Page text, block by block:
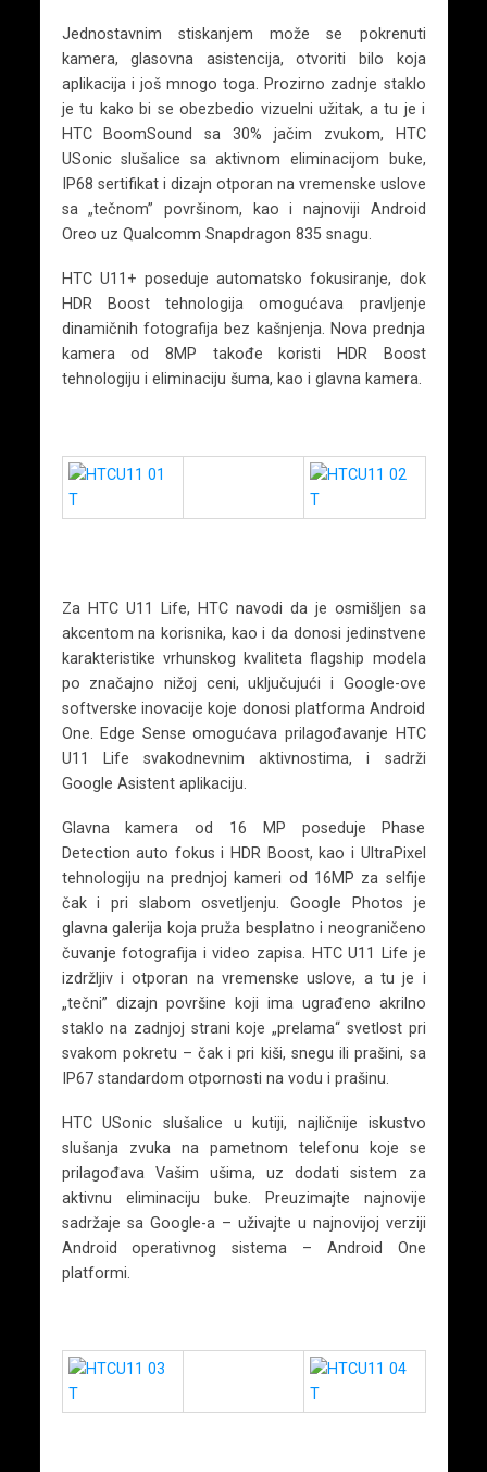
Jednostavnim stiskanjem može se pokrenuti
kamera, glasovna asistencija, otvoriti bilo koja
aplikacija i još mnogo toga. Prozirno zadnje staklo
je tu kako bi se obezbedio vizuelni užitak, a tu je i
HTC BoomSound sa 30% jačim zvukom, HTC
USonic slušalice sa aktivnom eliminacijom buke,
IP68 sertifikat i dizajn otporan na vremenske uslove
sa „tečnom” površinom, kao i najnoviji Android
Oreo uz Qualcomm Snapdragon 835 snagu.
HTC U11+ poseduje automatsko fokusiranje, dok
HDR Boost tehnologija omogućava pravljenje
dinamičnih fotografija bez kašnjenja. Nova prednja
kamera od 8MP takođe koristi HDR Boost
tehnologiju i eliminaciju šuma, kao i glavna kamera.
Za HTC U11 Life, HTC navodi da je osmišljen sa
akcentom na korisnika, kao i da donosi jedinstvene
karakteristike vrhunskog kvaliteta flagship modela
po značajno nižoj ceni, uključujući i Google-ove
softverske inovacije koje donosi platforma Android
One. Edge Sense omogućava prilagođavanje HTC
U11 Life svakodnevnim aktivnostima, i sadrži
Google Asistent aplikaciju.
Glavna kamera od 16 MP poseduje Phase
Detection auto fokus i HDR Boost, kao i UltraPixel
tehnologiju na prednjoj kameri od 16MP za selfije
čak i pri slabom osvetljenju. Google Photos je
glavna galerija koja pruža besplatno i neograničeno
čuvanje fotografija i video zapisa. HTC U11 Life je
izdržljiv i otporan na vremenske uslove, a tu je i
„tečni” dizajn površine koji ima ugrađeno akrilno
staklo na zadnjoj strani koje „prelama“ svetlost pri
svakom pokretu – čak i pri kiši, snegu ili prašini, sa
IP67 standardom otpornosti na vodu i prašinu.
HTC USonic slušalice u kutiji, najličnije iskustvo
slušanja zvuka na pametnom telefonu koje se
prilagođava Vašim ušima, uz dodati sistem za
aktivnu eliminaciju buke. Preuzimajte najnovije
sadržaje sa Google-a – uživajte u najnovijoj verziji
Android operativnog sistema – Android One
platformi.